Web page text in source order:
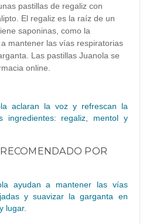
pastillas de regaliz con
El regaliz es la raíz de un
saponinas, como la
mantener las vías respiratorias
Las pastillas Juanola se
online.
aclaran la voz y refrescan la
ingredientes: regaliz, mentol y
POR
ayudan a mantener las vías
y suavizar la garganta en
lugar.